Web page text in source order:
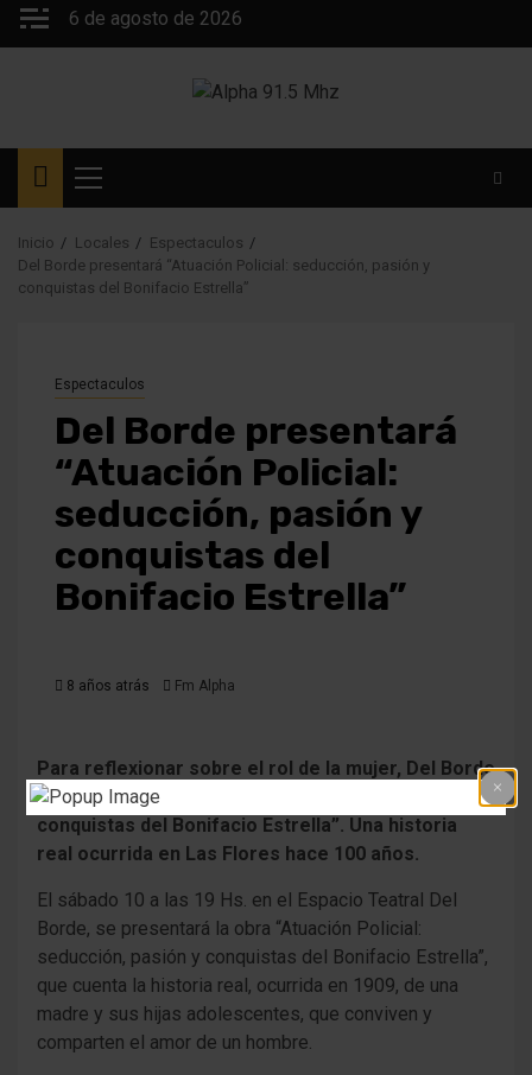
Saltar
6 de agosto de 2026
Menú
principal
Inicio Locales
Espectaculos
Del Borde presentará “Atuación Policial: seducción, pasión y
conquistas del Bonifacio Estrella”
Espectaculos
Del Borde presentará
“Atuación Policial:
seducción, pasión y
conquistas del
Bonifacio Estrella”
8 años atrás Fm Alpha
Para reflexionar sobre el rol de la mujer, Del Borde
presentará “Atuación Policial: seducción, pasión y
conquistas del Bonifacio Estrella”. Una historia
real ocurrida en Las Flores hace 100 años.
El sábado 10 a las 19 Hs. en el Espacio Teatral Del
Borde, se presentará la obra “Atuación Policial:
seducción, pasión y conquistas del Bonifacio Estrella”,
que cuenta la historia real, ocurrida en 1909, de una
madre y sus hijas adolescentes, que conviven y
comparten el amor de un hombre.